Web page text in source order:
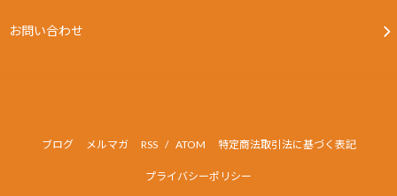
お問い合わせ
ブログ メルマガ RSS / ATOM 特定商法取引法に基づく表記
プライバシーポリシー